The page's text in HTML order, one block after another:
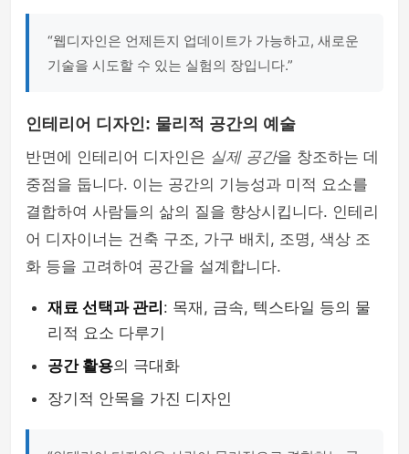
“웹디자인은 언제든지 업데이트가 가능하고, 새로운
기술을 시도할 수 있는 실험의 장입니다.”
인테리어 디자인: 물리적 공간의 예술
반면에 인테리어 디자인은 실제 공간을 창조하는 데
중점을 둡니다. 이는 공간의 기능성과 미적 요소를
결합하여 사람들의 삶의 질을 향상시킵니다. 인테리
어 디자이너는 건축 구조, 가구 배치, 조명, 색상 조
화 등을 고려하여 공간을 설계합니다.
재료 선택과 관리 : 목재, 금속, 텍스타일 등의 물
리적 요소 다루기
공간 활용의 극대화
장기적 안목을 가진 디자인